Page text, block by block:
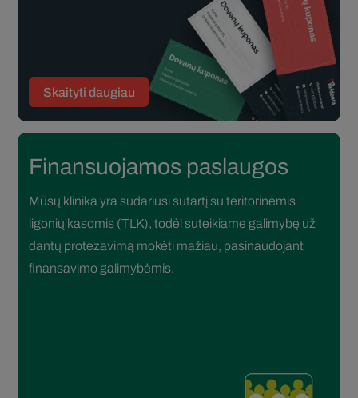
Skaityti daugiau
Finansuojamos paslaugos
Mūsų klinika yra sudariusi sutartį su teritorinėmis
ligonių kasomis (TLK), todėl suteikiame galimybę už
dantų protezavimą mokėti mažiau, pasinaudojant
finansavimo galimybėmis.